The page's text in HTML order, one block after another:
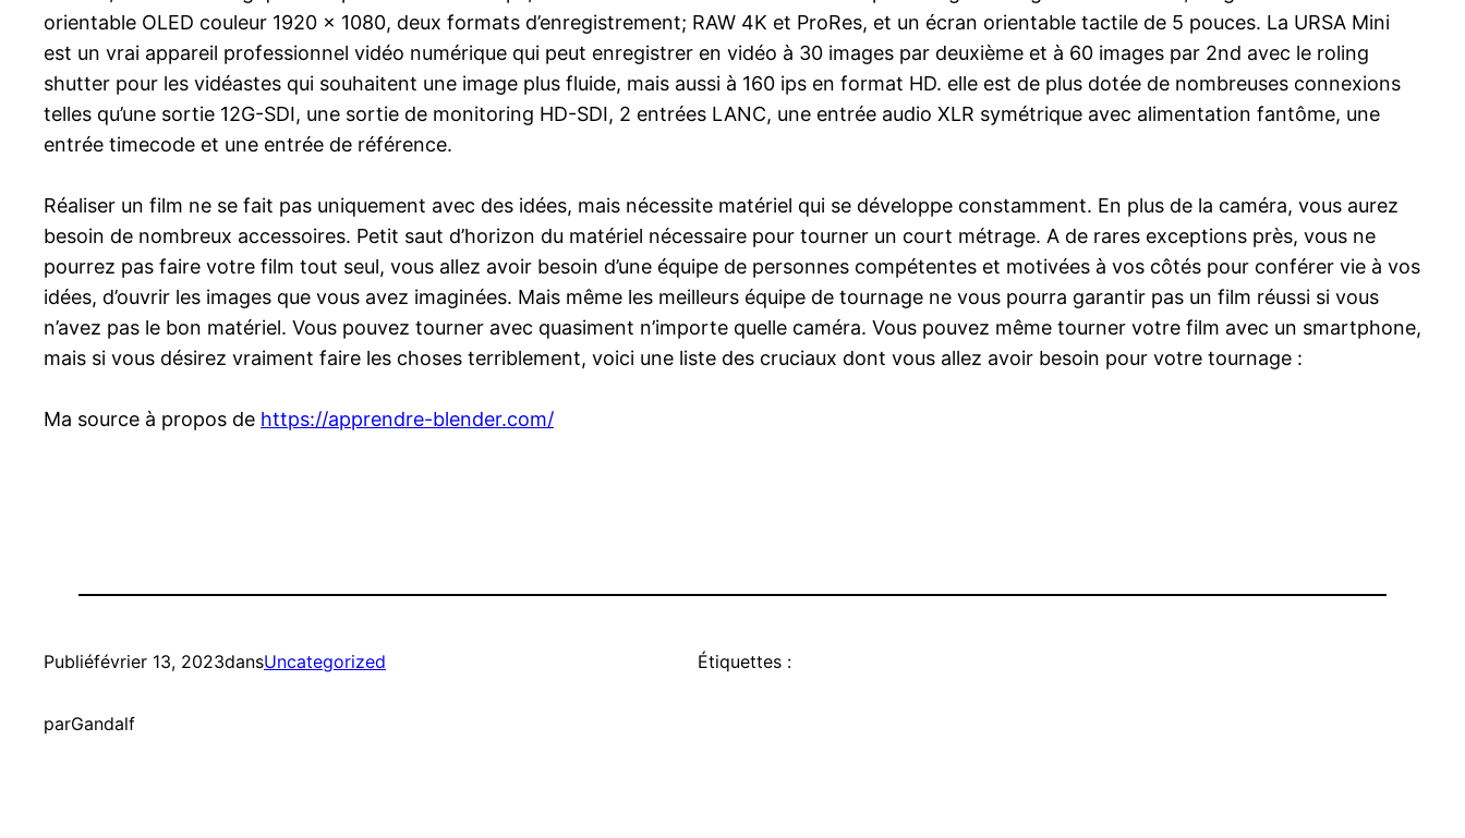
orientable OLED couleur 1920 x 1080, deux formats d’enregistrement; RAW 4K et ProRes, et un écran orientable tactile de 5 pouces. La URSA Mini
est un vrai appareil professionnel vidéo numérique qui peut enregistrer en vidéo à 30 images par deuxième et à 60 images par 2nd avec le roling
shutter pour les vidéastes qui souhaitent une image plus fluide, mais aussi à 160 ips en format HD. elle est de plus dotée de nombreuses connexions
telles qu’une sortie 12G-SDI, une sortie de monitoring HD-SDI, 2 entrées LANC, une entrée audio XLR symétrique avec alimentation fantôme, une
entrée timecode et une entrée de référence.
Réaliser un film ne se fait pas uniquement avec des idées, mais nécessite matériel qui se développe constamment. En plus de la caméra, vous aurez
besoin de nombreux accessoires. Petit saut d’horizon du matériel nécessaire pour tourner un court métrage. A de rares exceptions près, vous ne
pourrez pas faire votre film tout seul, vous allez avoir besoin d’une équipe de personnes compétentes et motivées à vos côtés pour conférer vie à vos
idées, d’ouvrir les images que vous avez imaginées. Mais même les meilleurs équipe de tournage ne vous pourra garantir pas un film réussi si vous
n’avez pas le bon matériel. Vous pouvez tourner avec quasiment n’importe quelle caméra. Vous pouvez même tourner votre film avec un smartphone,
mais si vous désirez vraiment faire les choses terriblement, voici une liste des cruciaux dont vous allez avoir besoin pour votre tournage :
Ma source à propos de https://apprendre-blender.com/
Publiéfévrier 13, 2023dansUncategorized
parGandalf
Étiquettes :